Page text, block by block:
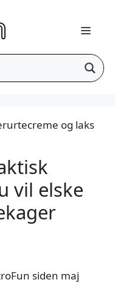
vil elske
siden maj